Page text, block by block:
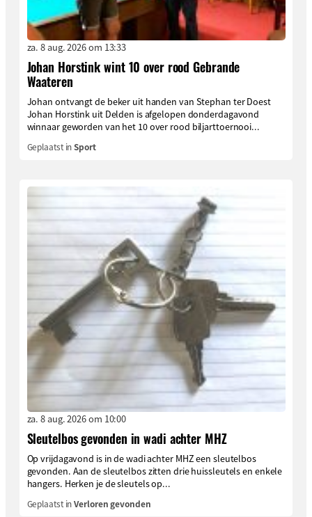
za. 8 aug. 2026 om 13:33
Johan Horstink wint 10 over rood Gebrande
Waateren
Johan ontvangt de beker uit handen van Stephan ter Doest
Johan Horstink uit Delden is afgelopen donderdagavond
winnaar geworden van het 10 over rood biljarttoernooi...
Geplaatst inSport
za. 8 aug. 2026 om 10:00
Sleutelbos gevonden in wadi achter MHZ
Op vrijdagavond is in de wadi achter MHZ een sleutelbos
gevonden. Aan de sleutelbos zitten drie huissleutels en enkele
hangers. Herken je de sleutels op...
Geplaatst inVerloren gevonden